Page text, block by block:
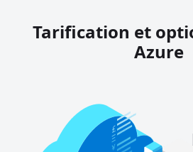
Tarification et
Azure